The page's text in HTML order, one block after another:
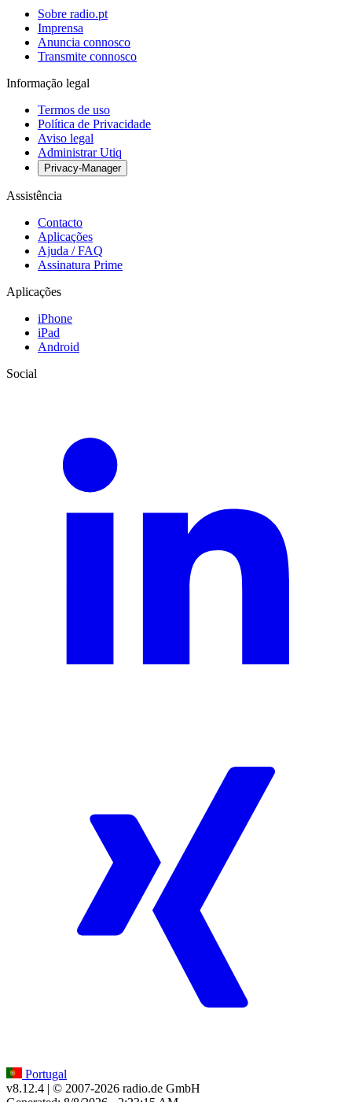
Sobre radio.pt
Imprensa
Anuncia connosco
Transmite connosco
Informação legal
Termos de uso
Política de Privacidade
Aviso legal
Administrar Utiq
Privacy-Manager
Assistência
Contacto
Aplicações
Ajuda / FAQ
Assinatura Prime
Aplicações
iPhone
iPad
Android
Social
Portugal
v8.12.4 | © 2007-2026 radio.de GmbH